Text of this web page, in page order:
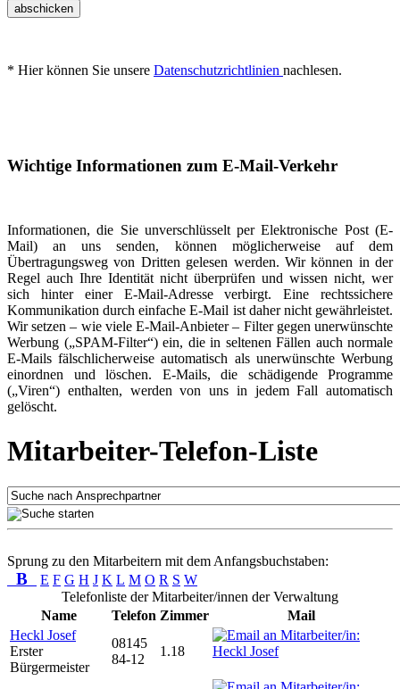
abschicken
* Hier können Sie unsere Datenschutzrichtlinien nachlesen.
Wichtige Informationen zum E-Mail-Verkehr
Informationen, die Sie unverschlüsselt per Elektronische Post (E-
Mail) an uns senden, können möglicherweise auf dem
Übertragungsweg von Dritten gelesen werden. Wir können in der
Regel auch Ihre Identität nicht überprüfen und wissen nicht, wer
sich hinter einer E-Mail-Adresse verbirgt. Eine rechtssichere
Kommunikation durch einfache E-Mail ist daher nicht gewährleistet.
Wir setzen – wie viele E-Mail-Anbieter – Filter gegen unerwünschte
Werbung („SPAM-Filter“) ein, die in seltenen Fällen auch normale
E-Mails fälschlicherweise automatisch als unerwünschte Werbung
einordnen und löschen. E-Mails, die schädigende Programme
(„Viren“) enthalten, werden von uns in jedem Fall automatisch
gelöscht.
Mitarbeiter-Telefon-Liste
Sprung zu den Mitarbeitern mit dem Anfangsbuchstaben:
B E F G H J K L M O R S W
Telefonliste der Mitarbeiter/innen der Verwaltung
Name
Telefon Zimmer
Mail
Heckl Josef
Erster
Bürgermeister
08145
84-12
1.18